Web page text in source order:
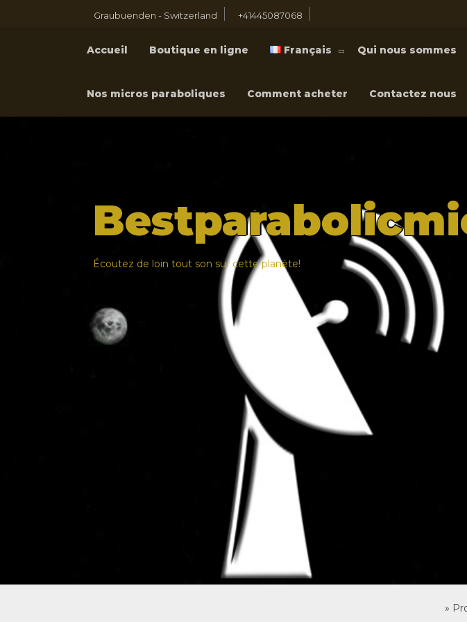
Graubuenden - Switzerland +41445087068
Accueil Boutique en ligne Français Qui nous sommes
Nos micros paraboliques Comment acheter Contactez nous
Écoutez de loin tout son sur cette planète!
»